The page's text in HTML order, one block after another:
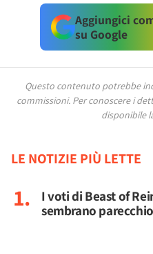
Aggiungici
su Google
Questo contenuto potrebbe
commissioni. Per conoscere i
disponibile
LE NOTIZIE PIÙ LETTE
I voti di Beast of
sembrano